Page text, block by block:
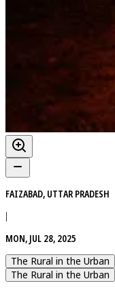
FAIZABAD, UTTAR PRADESH
|
MON, JUL 28, 2025
The Rural in the Urban
The Rural in the Urban